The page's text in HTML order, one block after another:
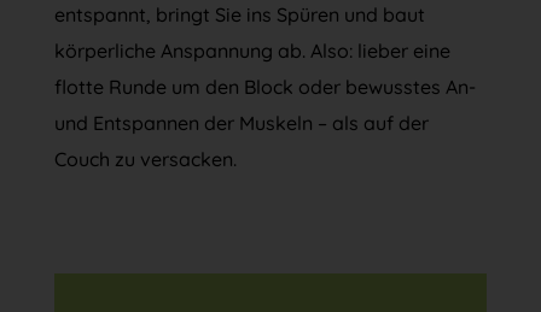
entspannt, bringt Sie ins Spüren und baut
körperliche Anspannung ab. Also: lieber eine
flotte Runde um den Block oder bewusstes An-
und Entspannen der Muskeln – als auf der
Couch zu versacken.